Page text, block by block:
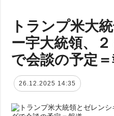
トランプ米大
ー宇大統領、
で会談の予定
26.12.2025 14:35